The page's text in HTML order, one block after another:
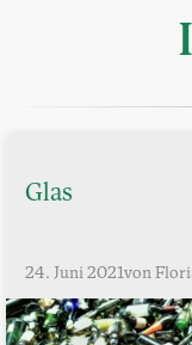
Glas
24. Juni 2021von